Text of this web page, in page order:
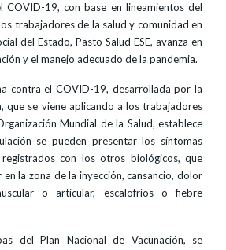
COVID-19, con base en lineamientos del
trabajadores de la salud y comunidad en
del Estado, Pasto Salud ESE, avanza en
y el manejo adecuado de la pandemia.
contra el COVID-19, desarrollada por la
que se viene aplicando a los trabajadores
Mundial de la Salud, establece
se pueden presentar los síntomas
con los otros biológicos, que
la zona de la inyección, cansancio, dolor
o articular, escalofríos o fiebre
del Plan Nacional de Vacunación, se